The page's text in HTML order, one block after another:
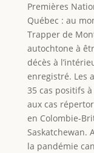
Premières
Québec : au
Trapper de
autochtone à
décès à
enregistré. Les
35 cas positifs
aux cas
en Colombie-
Saskatchewan.
la pandémie